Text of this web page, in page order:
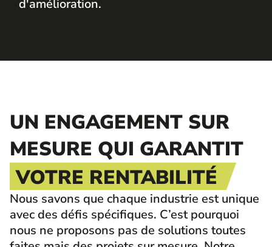
d'amélioration.
UN ENGAGEMENT SUR
MESURE QUI GARANTIT
VOTRE RENTABILITÉ
Nous savons que chaque industrie est unique
avec des défis spécifiques. C’est pourquoi
nous ne proposons pas de solutions toutes